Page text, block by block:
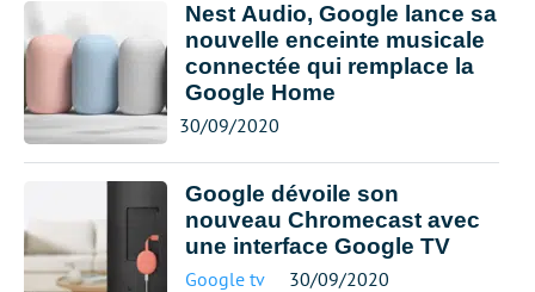
Nest Audio, Google lance sa
nouvelle enceinte musicale
connectée qui remplace la
Google Home
30/09/2020
Google dévoile son
nouveau Chromecast avec
une interface Google TV
Google tv 30/09/2020